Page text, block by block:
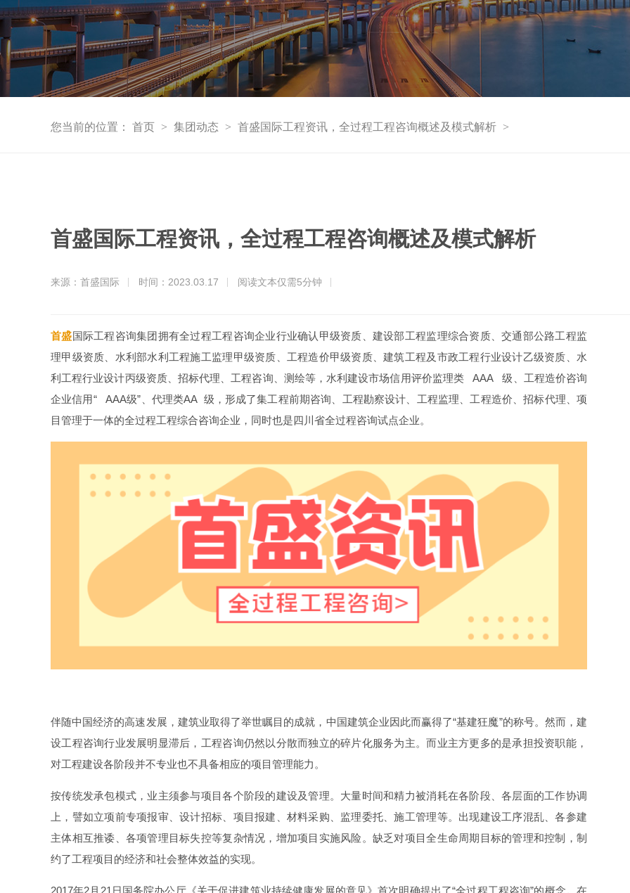
您当前的位置： 首页 > 集团动态 > 首盛国际工程资讯，全过程工程咨询概述及模式解析 >
首盛国际工程资讯，全过程工程咨询概述及模式解析
来源：首盛国际 时间：2023.03.17 阅读文本仅需5分钟
首盛国际工程咨询集团拥有全过程工程咨询企业行业确认甲级资质、建设部工程监理综合资质、交通部公路工程监
理甲级资质、水利部水利工程施工监理甲级资质、工程造价甲级资质、建筑工程及市政工程行业设计乙级资质、水
利工程行业设计丙级资质、招标代理、工程咨询、测绘等，水利建设市场信用评价监理类 AAA 级、工程造价咨询
企业信用“ AAA级”、代理类AA 级，形成了集工程前期咨询、工程勘察设计、工程监理、工程造价、招标代理、项
目管理于一体的全过程工程综合咨询企业，同时也是四川省全过程咨询试点企业。
伴随中国经济的高速发展，建筑业取得了举世瞩目的成就，中国建筑企业因此而赢得了“基建狂魔”的称号。然而，建
设工程咨询行业发展明显滞后，工程咨询仍然以分散而独立的碎片化服务为主。而业主方更多的是承担投资职能，
对工程建设各阶段并不专业也不具备相应的项目管理能力。
按传统发承包模式，业主须参与项目各个阶段的建设及管理。大量时间和精力被消耗在各阶段、各层面的工作协调
上，譬如立项前专项报审、设计招标、项目报建、材料采购、监理委托、施工管理等。出现建设工序混乱、各参建
主体相互推诿、各项管理目标失控等复杂情况，增加项目实施风险。缺乏对项目全生命周期目标的管理和控制，制
约了工程项目的经济和社会整体效益的实现。